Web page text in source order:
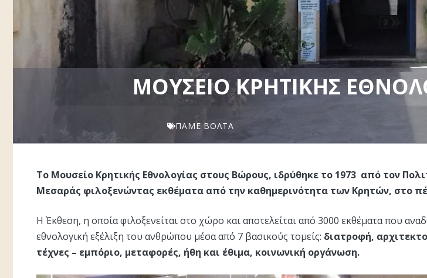
ΜΟΥΣΕΊΟ ΚΡΗΤΙΚΉΣ
ΠΆΜΕ ΒΌΛΤΑ
Το Μουσείο Κρητικής Εθνολογίας στους Βώρους, ιδρύθηκε το 1973 από τον
Μεσαράς φιλοξενώντας εκθέματα από την καθημερινότητα των Κρητών, στο
Η Έκθεση, η οποία φιλοξενείται στο χώρο και αποτελείται από 3000 εκθέματα που
εθνολογική εξέλιξη του ανθρώπου μέσα από 7 βασικούς τομείς: διατροφή,
τέχνες – εμπόριο, μεταφορές, ήθη και έθιμα, κοινωνική οργάνωση.